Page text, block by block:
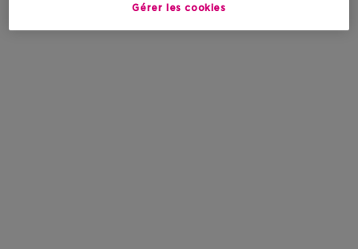
Gérer les cookies